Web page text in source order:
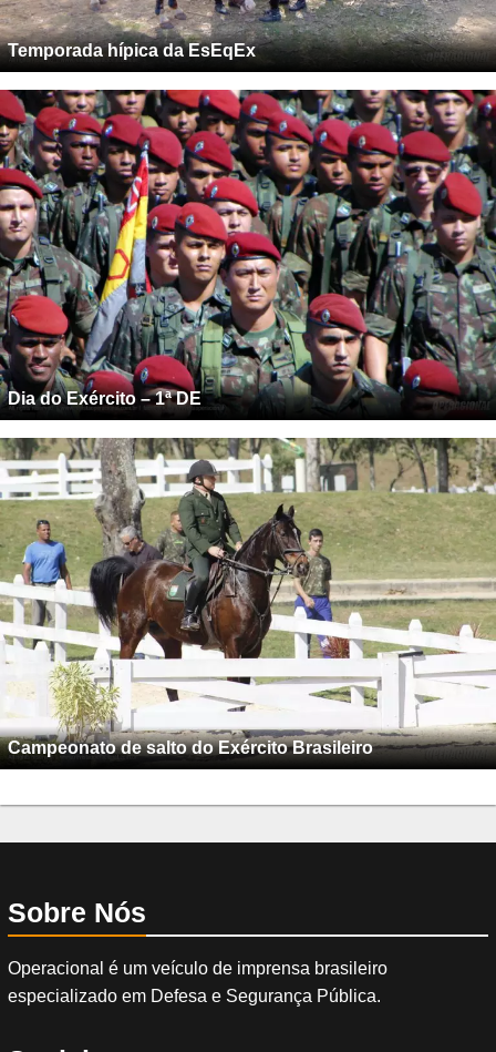
Temporada hípica da EsEqEx
Dia do Exército – 1ª DE
Campeonato de salto do Exército Brasileiro
Sobre Nós
Operacional é um veículo de imprensa brasileiro
especializado em Defesa e Segurança Pública.